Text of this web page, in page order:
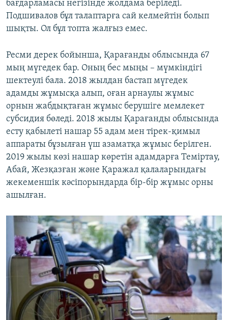
бағдарламасы негізінде жолдама беріледі.
Подшивалов бұл талаптарға сай келмейтін болып
шықты. Ол бұл топта жалғыз емес.
Ресми дерек бойынша, Қарағанды облысында 67
мың мүгедек бар. Оның бес мыңы – мүмкіндігі
шектеулі бала. 2018 жылдан бастап мүгедек
адамды жұмысқа алып, оған арнаулы жұмыс
орнын жабдықтаған жұмыс берушіге мемлекет
субсидия бөледі. 2018 жылы Қарағанды облысында
есту қабылеті нашар 55 адам мен тірек-қимыл
аппараты бұзылған үш азаматқа жұмыс берілген.
2019 жылы көзі нашар көретін адамдарға Теміртау,
Абай, Жезқазған және Қаражал қалаларындағы
жекеменшік кәсіпорындарда бір-бір жұмыс орны
ашылған.